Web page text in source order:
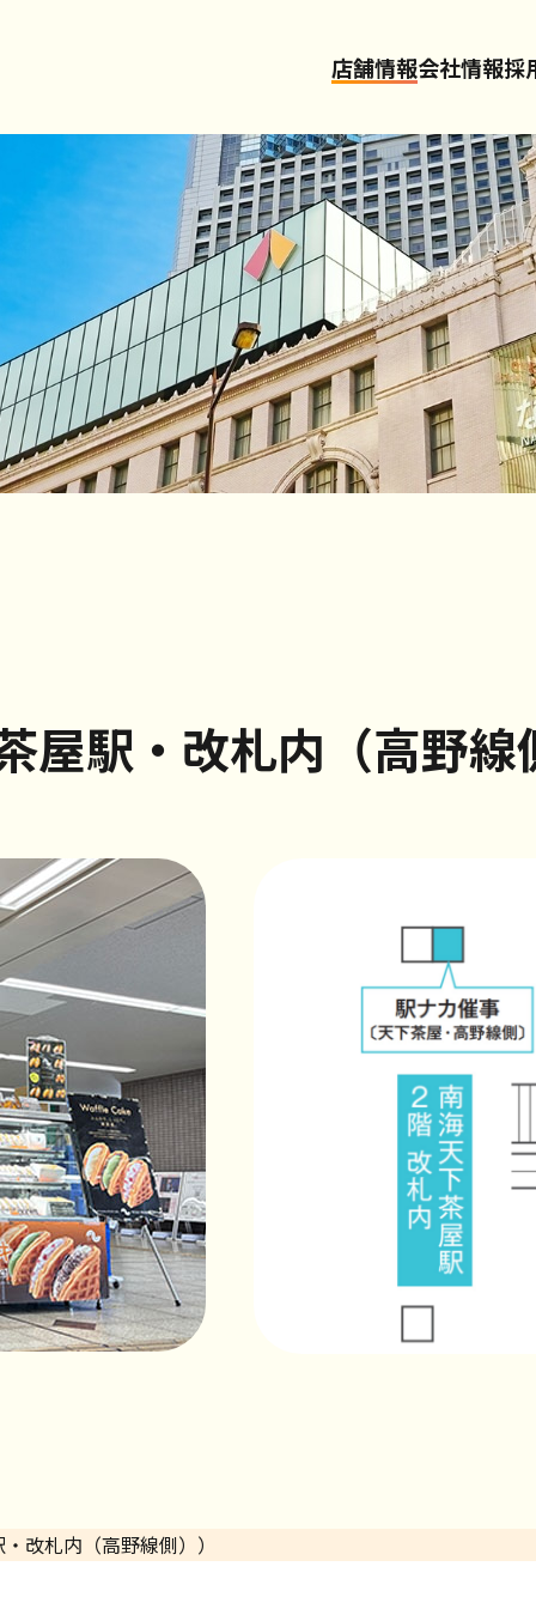
店舗情報会社情報採
屋駅・改札内（高野線
改札内（高野線側））